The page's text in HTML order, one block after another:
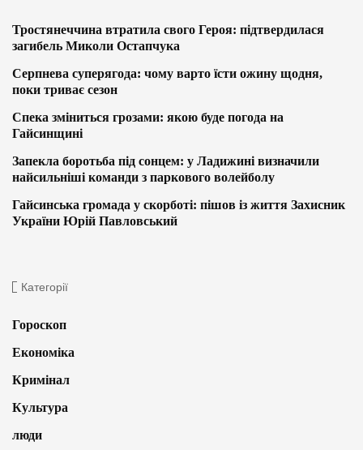
Тростянеччина втратила свого Героя: підтвердилася
загибель Миколи Остапчука
Серпнева суперягода: чому варто їсти ожину щодня,
поки триває сезон
Спека зміниться грозами: якою буде погода на
Гайсинщині
Запекла боротьба під сонцем: у Ладижині визначили
найсильніші команди з паркового волейболу
Гайсинська громада у скорботі: пішов із життя Захисник
України Юрій Павловський
Категорії
Гороскоп
Економіка
Кримінал
Культура
люди